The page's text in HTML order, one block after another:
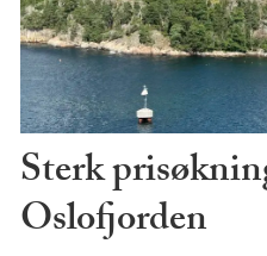
Sterk
Oslofjorden